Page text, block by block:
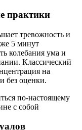
практики
тревожность и
5 минут
колебания ума и
Классический
на
без оценки.